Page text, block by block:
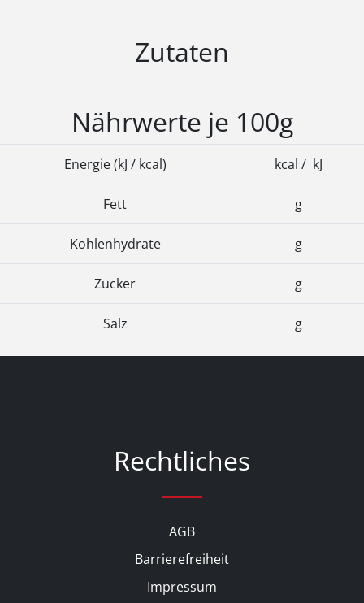
Zutaten
Nährwerte je 100g
Energie (kJ / kcal) kcal / kJ
Fett g
Kohlenhydrate g
Zucker g
Salz g
Rechtliches
AGB
Barrierefreiheit
Impressum